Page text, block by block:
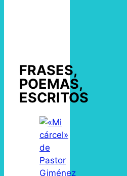
FRASES,
POEMAS,
ESCRITOS